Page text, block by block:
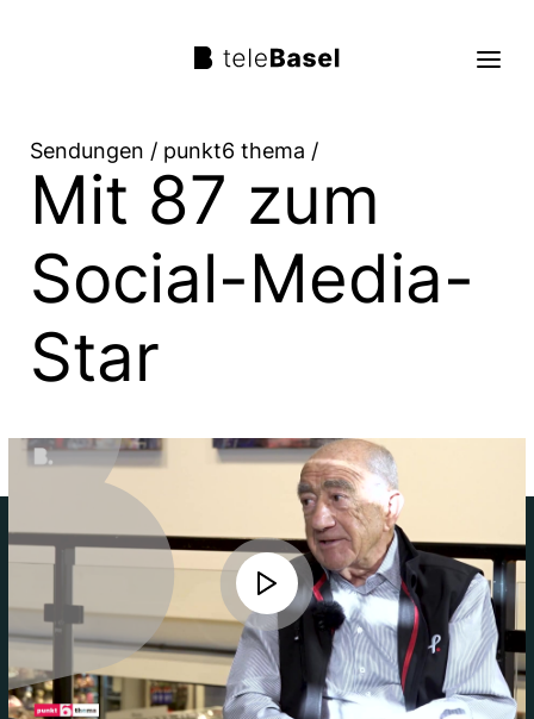
Live TV
Sendungen
TV Programm
Über uns
Trag mit!
Sendungen / punkt6 thema /
Mit 87 zum
Social-Media-
Star